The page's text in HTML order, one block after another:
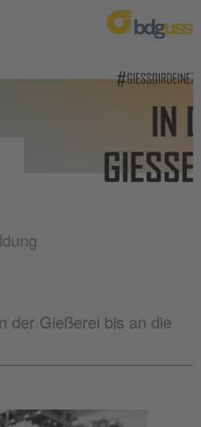
der Gießerei bis an die